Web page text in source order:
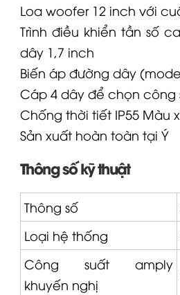
Loa woofer 12 inch với
Trình điều khiển tần số
dây 1,7 inch
Biến áp đường dây
Cáp 4 dây để chọn công
Chống thời tiết IP55 Màu
Sản xuất hoàn toàn tại Ý
Thông số kỹ thuật
Thông số
Loại hệ thống
Công suất amply
khuyến nghị